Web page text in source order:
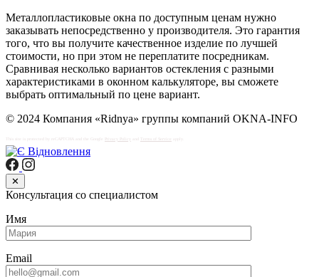
Металлопластиковые окна по доступным ценам нужно
заказывать непосредственно у производителя. Это гарантия
того, что вы получите качественное изделие по лучшей
стоимости, но при этом не переплатите посредникам.
Сравнивая несколько вариантов остекления с разными
характеристиками в оконном калькуляторе, вы сможете
выбрать оптимальный по цене вариант.
© 2024 Компания «Ridnya» группы компаний OKNA-INFO
Terms of Service
✕
Консультация со специалистом
Имя
Email